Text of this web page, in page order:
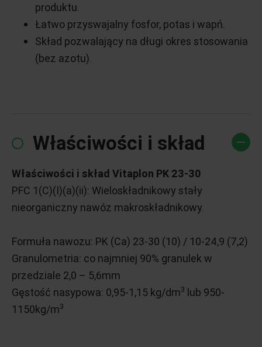
produktu.
Łatwo przyswajalny fosfor, potas i wapń.
Skład pozwalający na długi okres stosowania
(bez azotu).
Właściwości i skład
Właściwości i skład Vitaplon PK 23-30
PFC 1(C)(I)(a)(ii): Wieloskładnikowy stały
nieorganiczny nawóz makroskładnikowy.
Formuła nawozu: PK (Ca) 23-30 (10) / 10-24,9 (7,2)
Granulometria: co najmniej 90% granulek w
przedziale 2,0 – 5,6mm
Gęstość nasypowa: 0,95-1,15 kg/dm3 lub 950-
1150kg/m3